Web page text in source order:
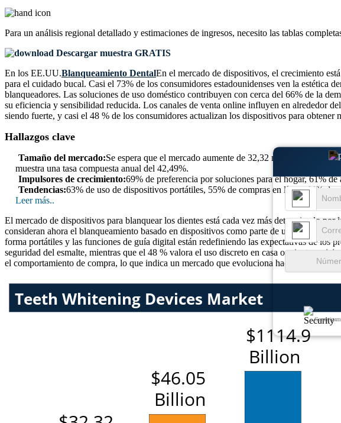
Para un análisis regional detallado y estimaciones de ingresos, necesito las tablas
Descargar muestra GRATIS
En los EE.UU.Blanqueamiento DentalEn el mercado de dispositivos, el crecimiento
para el cuidado bucal. Casi el 73% de los consumidores estadounidenses ven la estética
blanqueadores. Las soluciones de uso doméstico contribuyen con cerca del 66% de la
su eficiencia y sensibilidad reducida. Los canales de venta online influyen en alrededor
siendo fuerte, y casi el 48 % de los consumidores actualizan los dispositivos para
Hallazgos clave
Tamaño del mercado:Se espera que el mercado aumente de 32,32 mil millones de
muestra una tasa compuesta anual del 42,49%.
Impulsores de crecimiento:69% de preferencia por soluciones para el hogar, 61%
Tendencias:63% de uso de dispositivos portátiles, 55% de compras en línea, 44%
Leer más..
El mercado de dispositivos para blanquear los dientes está cada vez más determinado
consideran ahora el blanqueamiento basado en dispositivos como parte de un cuidado
forma portátiles y las funciones de guía digital están redefiniendo las expectativas de los
seguridad del esmalte, mientras que el 48 % valora el uso discreto en casa o mientras
el comportamiento de compra, lo que indica un mercado que evoluciona hacia la